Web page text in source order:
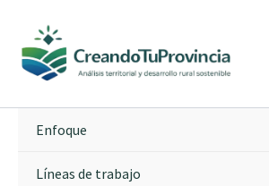
contenido
Enfoque
Líneas de trabajo